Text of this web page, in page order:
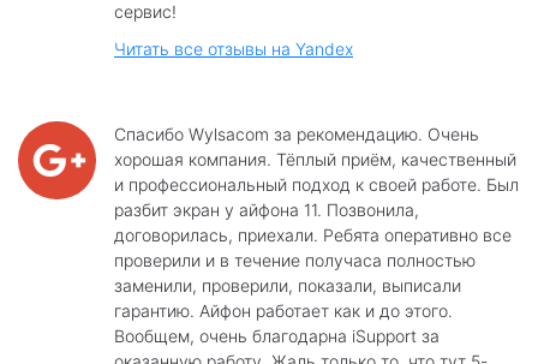
сервис!
Читать все отзывы на Yandex
Спасибо Wylsacom за рекомендацию. Очень
хорошая компания. Тёплый приём, качественный
и профессиональный подход к своей работе. Был
разбит экран у айфона 11. Позвонила,
договорилась, приехали. Ребята оперативно все
проверили и в течение получаса полностью
заменили, проверили, показали, выписали
гарантию. Айфон работает как и до этого.
Вообщем, очень благодарна iSupport за